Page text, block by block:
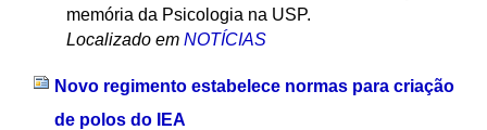
memória da Psicologia na USP.
Localizado em NOTÍCIAS
Novo regimento estabelece normas para criação
de polos do IEA